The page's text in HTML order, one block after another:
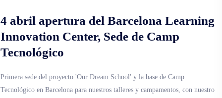
4 abril apertura del Barcelona Learning
Innovation Center, Sede de Camp
Tecnológico
Primera sede del proyecto 'Our Dream School' y la base de Camp
Tecnológico en Barcelona para nuestros talleres y campamentos, con nuestro